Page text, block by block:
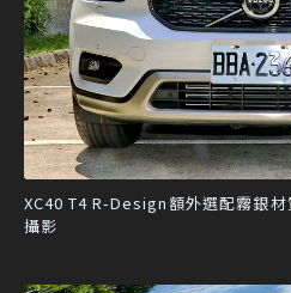
XC40 T4 R-Design額外選配霧銀
攝影